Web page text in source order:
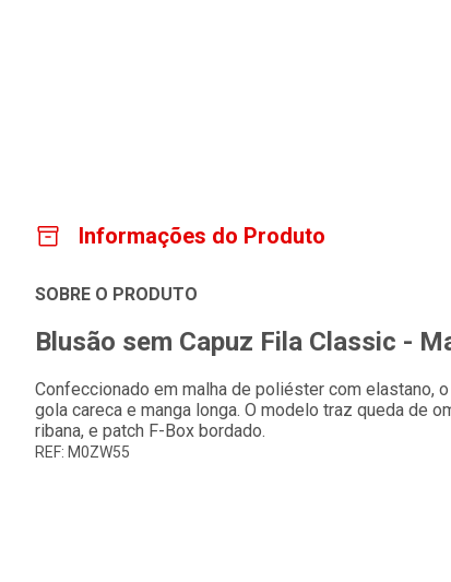
Informações do Produto
SOBRE O PRODUTO
Blusão sem Capuz Fila Classic -
Confeccionado em malha de poliéster com elastano,
gola careca e manga longa. O modelo traz queda de
ribana, e patch F-Box bordado.
REF: M0ZW55